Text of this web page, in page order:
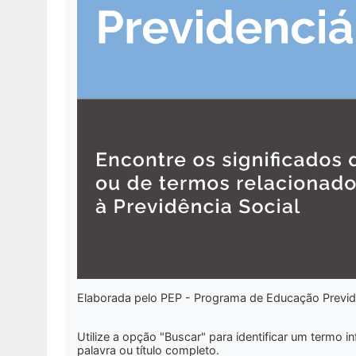
Elaborada pelo PEP - Programa de Educação
Utilize a opção "Buscar" para identificar um termo
palavra ou título completo.